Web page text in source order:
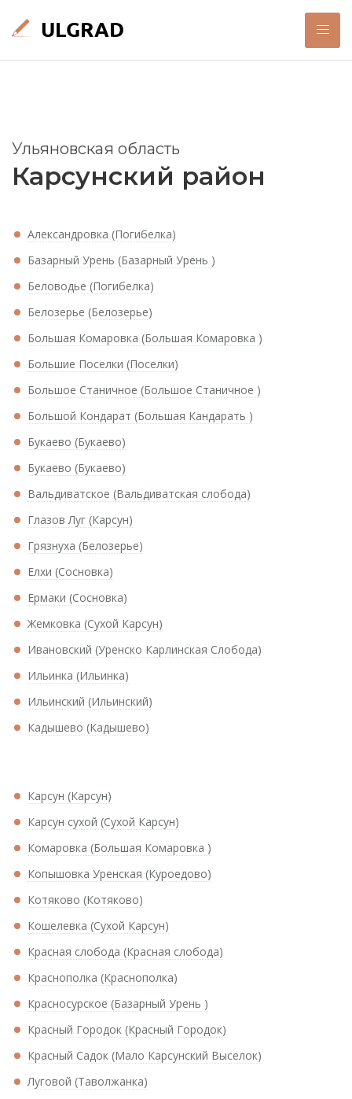
Ульяновская область
Карсунский район
Александровка (Погибелка)
Базарный Урень (Базарный Урень )
Беловодье (Погибелка)
Белозерье (Белозерье)
Большая Комаровка (Большая Комаровка )
Большие Поселки (Поселки)
Большое Станичное (Большое Станичное )
Большой Кондарат (Большая Кандарать )
Букаево (Букаево)
Букаево (Букаево)
Вальдиватское (Вальдиватская слобода)
Глазов Луг (Карсун)
Грязнуха (Белозерье)
Елхи (Сосновка)
Ермаки (Сосновка)
Жемковка (Сухой Карсун)
Ивановский (Уренско Карлинская Слобода)
Ильинка (Ильинка)
Ильинский (Ильинский)
Кадышево (Кадышево)
Карсун (Карсун)
Карсун сухой (Сухой Карсун)
Комаровка (Большая Комаровка )
Копышовка Уренская (Куроедово)
Котяково (Котяково)
Кошелевка (Сухой Карсун)
Красная слобода (Красная слобода)
Краснополка (Краснополка)
Красносурское (Базарный Урень )
Красный Городок (Красный Городок)
Красный Садок (Мало Карсунский Выселок)
Луговой (Таволжанка)